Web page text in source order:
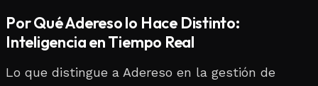
Por Qué Adereso lo Hace Distinto:
Inteligencia en Tiempo Real
Lo que distingue a Adereso en la gestión de